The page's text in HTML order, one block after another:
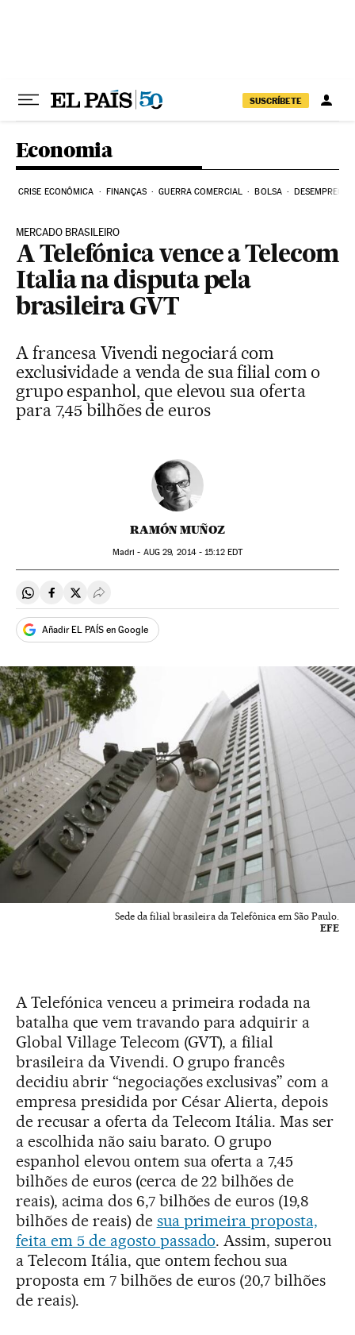
SUSCRÍBETE
Economia
CRISE ECONÔMICA FINANÇAS GUERRA COMERCIAL BOLSA DESEMPREGO
MERCADO BRASILEIRO
A Telefónica vence a Telecom
Italia na disputa pela
brasileira GVT
A francesa Vivendi negociará com
exclusividade a venda de sua filial com o
grupo espanhol, que elevou sua oferta
para 7,45 bilhões de euros
RAMÓN MUÑOZ
Madri - AUG 29, 2014 - 15:12EDT
Compartir en Whatsapp
Compartir en Facebook
Compartir en Twitter
Desplegar Redes Sociales
Añadir EL PAÍS en Google
Sede da filial brasileira da Telefônica em São Paulo.
EFE
A Telefónica venceu a primeira rodada na
batalha que vem travando para adquirir a
Global Village Telecom (GVT), a filial
brasileira da Vivendi. O grupo francês
decidiu abrir “negociações exclusivas” com a
empresa presidida por César Alierta, depois
de recusar a oferta da Telecom Itália. Mas ser
a escolhida não saiu barato. O grupo
espanhol elevou ontem sua oferta a 7,45
bilhões de euros (cerca de 22 bilhões de
reais), acima dos 6,7 bilhões de euros (19,8
bilhões de reais) de sua primeira proposta,
feita em 5 de agosto passado. Assim, superou
a Telecom Itália, que ontem fechou sua
proposta em 7 bilhões de euros (20,7 bilhões
de reais).